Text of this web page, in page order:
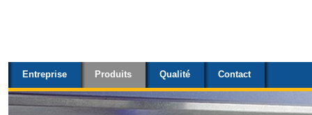
contenu.
|
Entreprise Produits Qualité Contact